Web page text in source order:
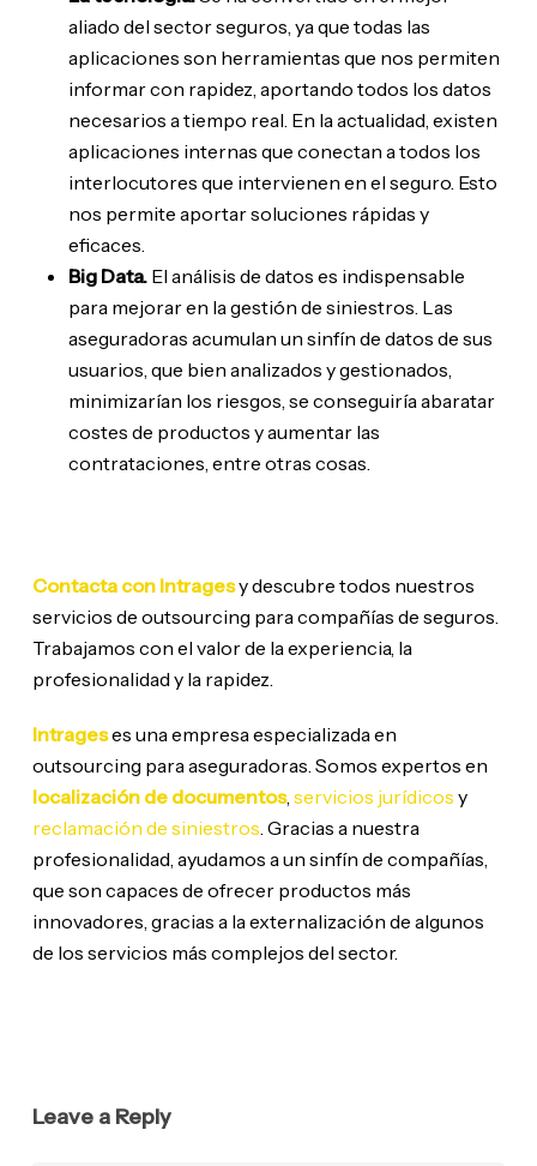
aliado del sector seguros, ya que todas las
aplicaciones son herramientas que nos permiten
informar con rapidez, aportando todos los datos
necesarios a tiempo real. En la actualidad, existen
aplicaciones internas que conectan a todos los
interlocutores que intervienen en el seguro. Esto
nos permite aportar soluciones rápidas y
eficaces.
Big Data. El análisis de datos es indispensable
para mejorar en la gestión de siniestros. Las
aseguradoras acumulan un sinfín de datos de sus
usuarios, que bien analizados y gestionados,
minimizarían los riesgos, se conseguiría abaratar
costes de productos y aumentar las
contrataciones, entre otras cosas.
Contacta con Intragesy descubre todos nuestros
servicios de outsourcing para compañías de seguros.
Trabajamos con el valor de la experiencia, la
profesionalidad y la rapidez.
Intrageses una empresa especializada en
outsourcing para aseguradoras. Somos expertos en
localización de documentos, servicios jurídicos y
reclamación de siniestros. Gracias a nuestra
profesionalidad, ayudamos a un sinfín de compañías,
que son capaces de ofrecer productos más
innovadores, gracias a la externalización de algunos
de los servicios más complejos del sector.
Leave a Reply